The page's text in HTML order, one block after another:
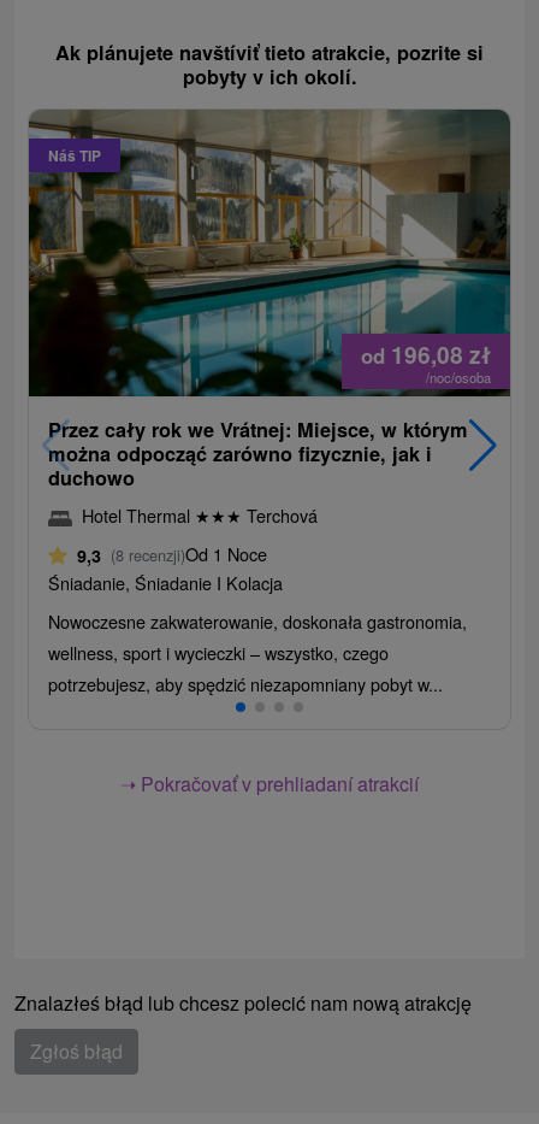
Ak plánujete navštíviť tieto atrakcie, pozrite si
pobyty v ich okolí.
Náš TIP
od 196,08zł
/noc/osoba
Przez cały rok we Vrátnej: Miejsce, w którym
można odpocząć zarówno fizycznie, jak i
duchowo
Hotel Thermal ★★★ Terchová
9,3 (8 recenzji)Od 1 Noce
Śniadanie, Śniadanie I Kolacja
Nowoczesne zakwaterowanie, doskonała gastronomia,
wellness, sport i wycieczki – wszystko, czego
potrzebujesz, aby spędzić niezapomniany pobyt w...
➝ Pokračovať v prehliadaní atrakcií
Znalazłeś błąd lub chcesz polecić nam nową atrakcję
Zgłoś błąd